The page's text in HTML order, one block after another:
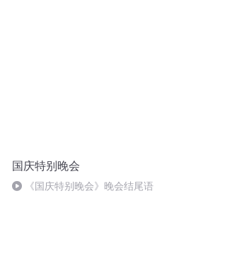
国庆特别晚会
《国庆特别晚会》晚会结尾语